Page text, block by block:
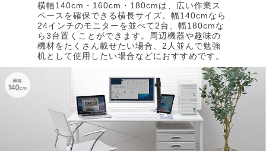
横幅140cm・160cm・180cmは、広い作業ス
ペースを確保できる横長サイズ。幅140cmなら
24インチのモニターを並べて2台、幅180cmな
ら3台置くことができます。周辺機器や趣味の
機材をたくさん載せたい場合、2人並んで勉強
机として使用したい場合などにおすすめです。